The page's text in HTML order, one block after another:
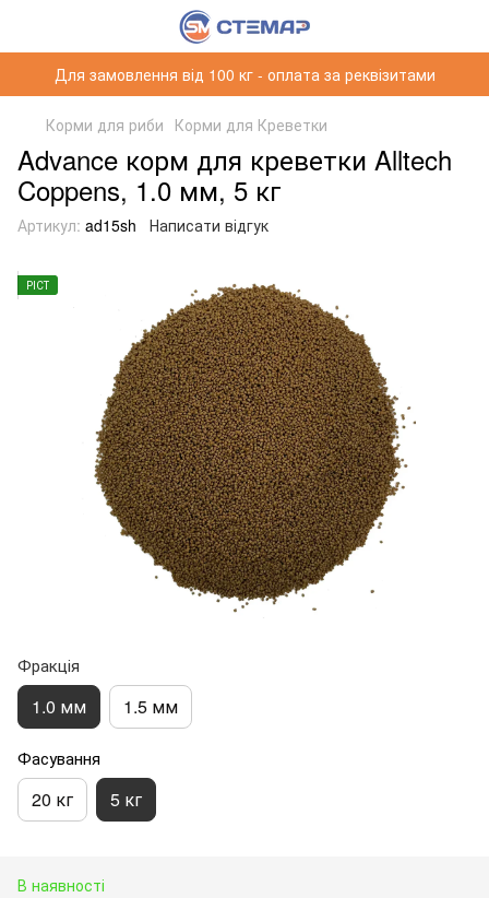
Для замовлення від 100 кг - оплата за реквізитами
Корми для риби Корми для Креветки
Advance корм для креветки Alltech
Coppens, 1.0 мм, 5 кг
Артикул: ad15sh Написати відгук
РІСТ
Фракція
1.0 мм 1.5 мм
Фасування
20 кг 5 кг
В наявності